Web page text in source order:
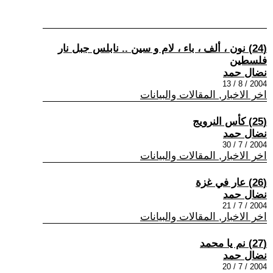
(24) نون ، ألف ، باء ، لام و سين .. نابلس جبل نار
فلسطين
نضال حمد
2004 / 8 / 13
اخر الاخبار, المقالات والبيانات
(25) كأس النرويج
نضال حمد
2004 / 7 / 30
اخر الاخبار, المقالات والبيانات
(26) عار في غزة
نضال حمد
2004 / 7 / 21
اخر الاخبار, المقالات والبيانات
(27) نم يا محمد
نضال حمد
2004 / 7 / 20